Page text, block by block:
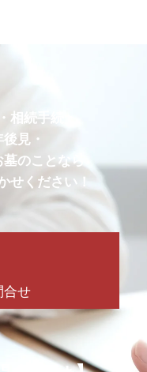
相続手続・
見・
のことなら
せください！
合せ